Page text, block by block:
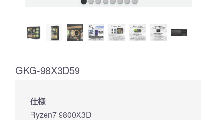
GKG-98X3D59
仕様
Ryzen7 9800X3D